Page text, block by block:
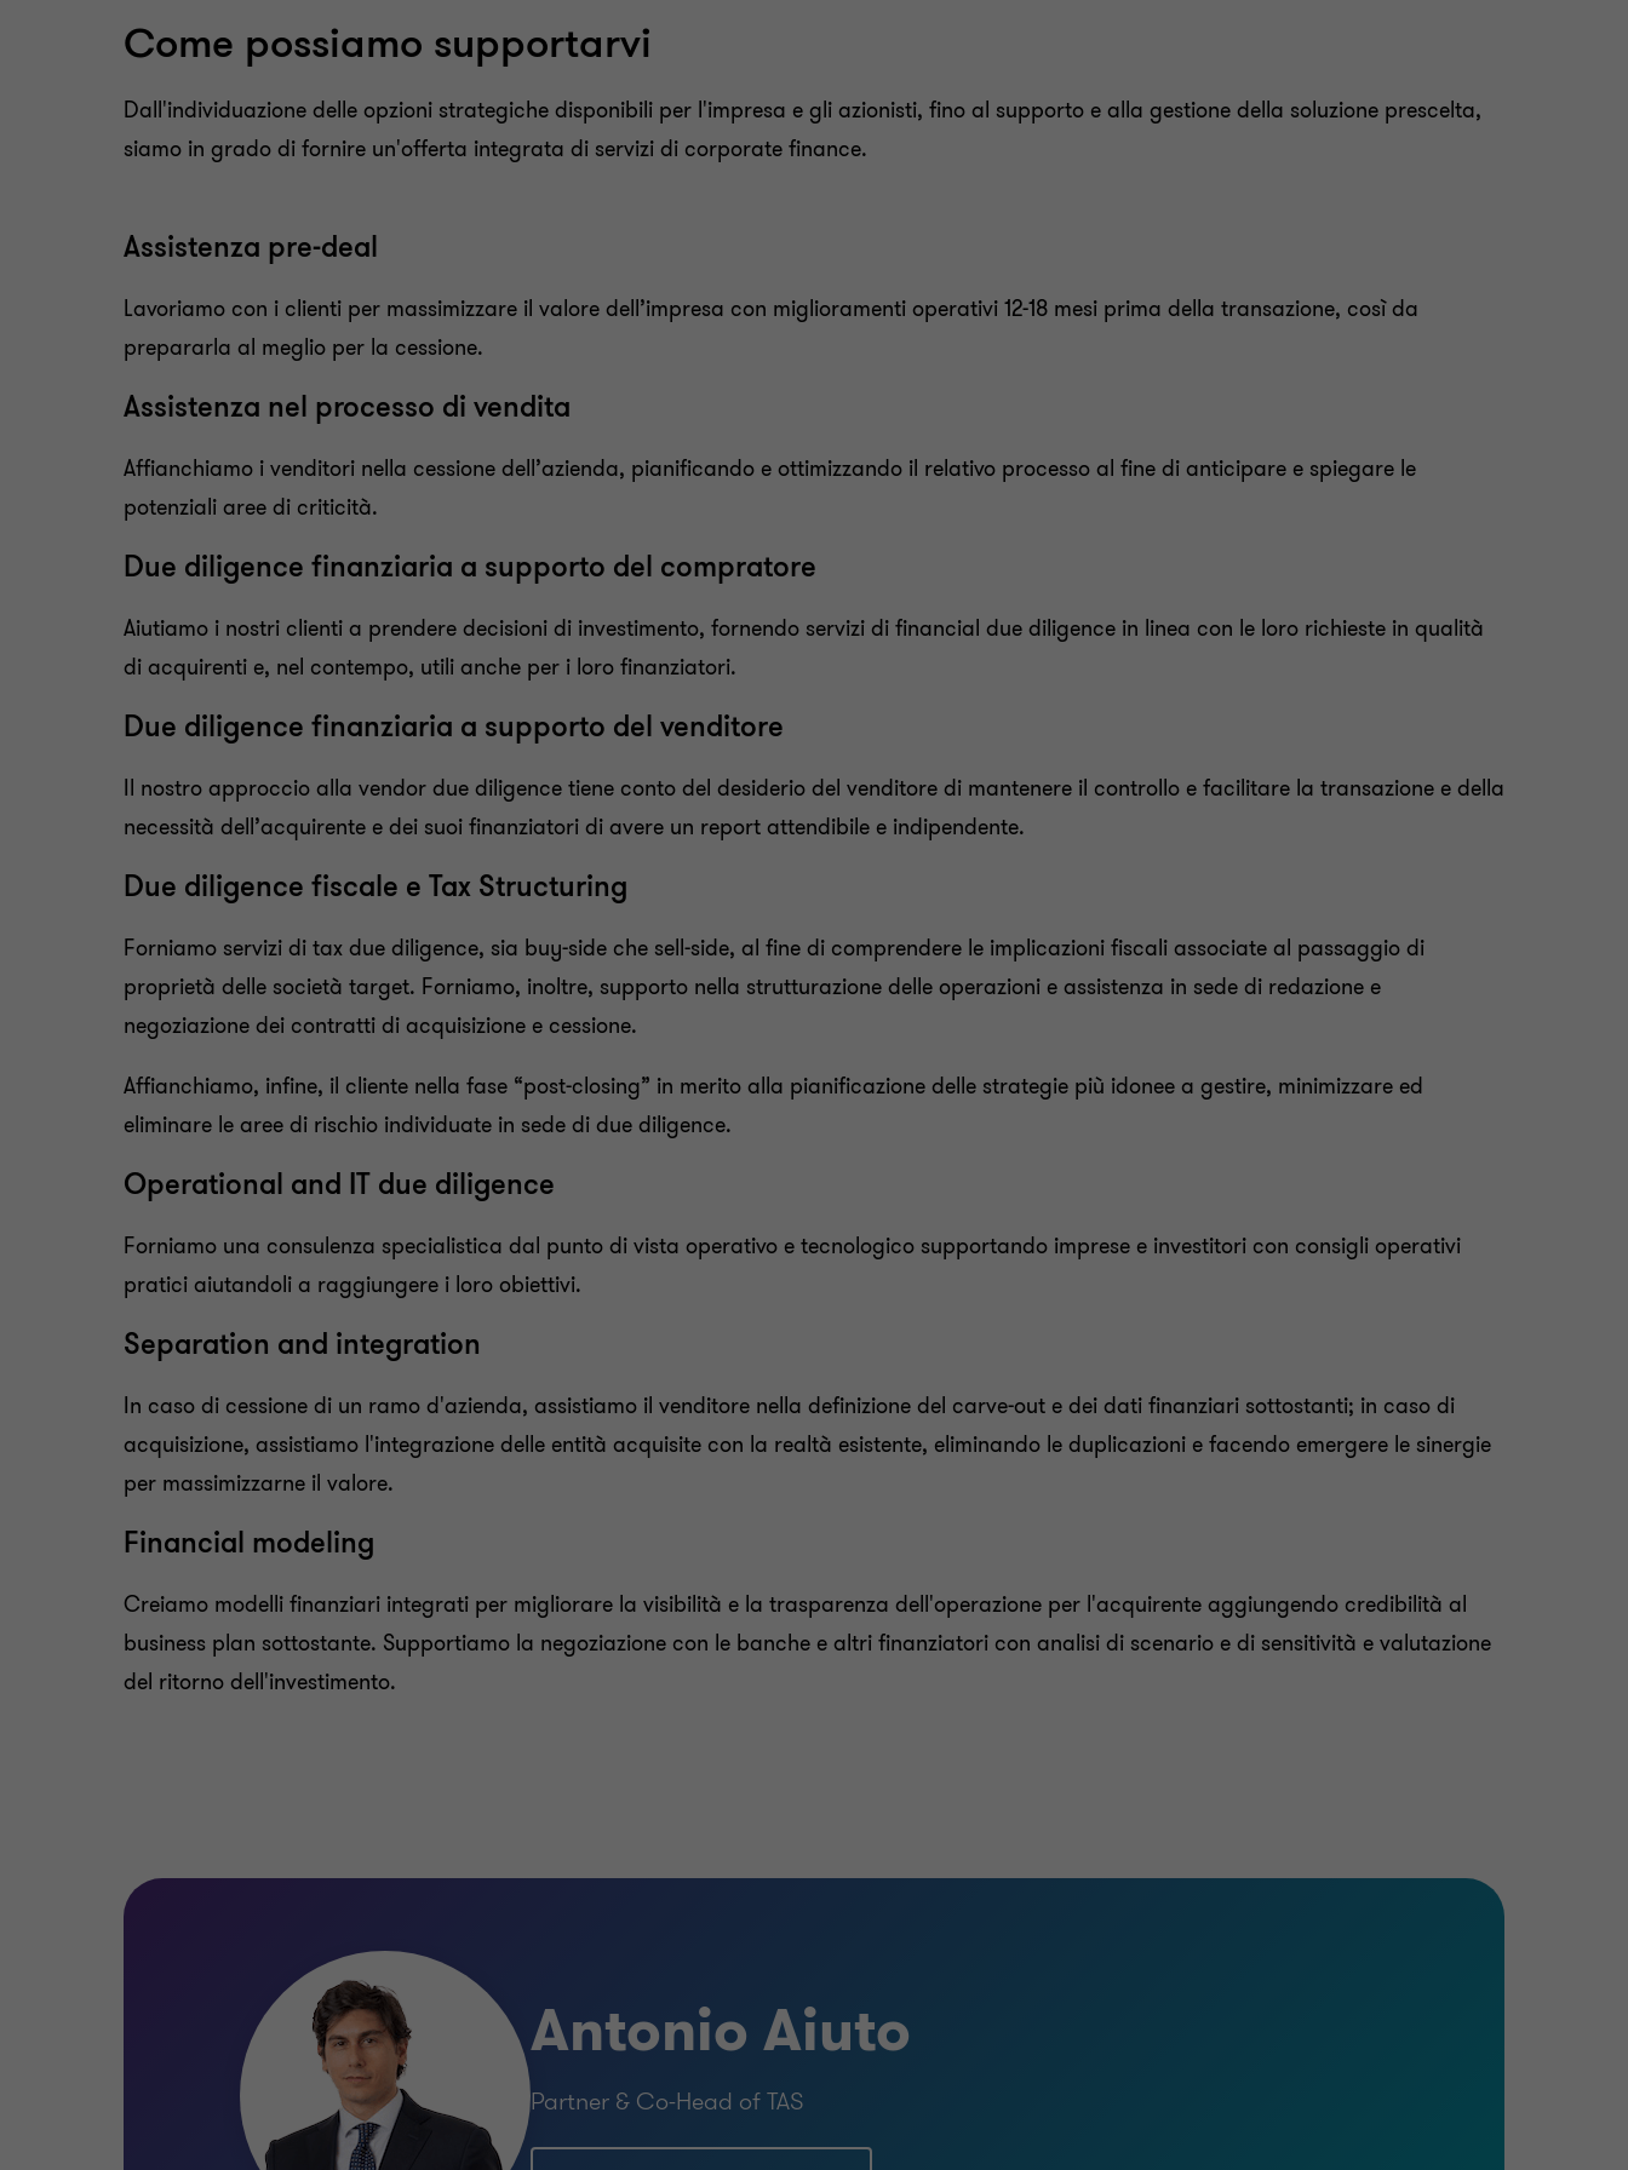
Come possiamo supportarvi
Dall'individuazione delle opzioni strategiche disponibili per l'impresa e gli azionisti, fino al supporto e alla gestione della soluzione prescelta,
siamo in grado di fornire un'offerta integrata di servizi di corporate finance.
Assistenza pre-deal
Lavoriamo con i clienti per massimizzare il valore dell’impresa con miglioramenti operativi 12-18 mesi prima della transazione, così da
prepararla al meglio per la cessione.
Assistenza nel processo di vendita
Affianchiamo i venditori nella cessione dell’azienda, pianificando e ottimizzando il relativo processo al fine di anticipare e spiegare le
potenziali aree di criticità.
Due diligence finanziaria a supporto del compratore
Aiutiamo i nostri clienti a prendere decisioni di investimento, fornendo servizi di financial due diligence in linea con le loro richieste in qualità
di acquirenti e, nel contempo, utili anche per i loro finanziatori.
Due diligence finanziaria a supporto del venditore
Il nostro approccio alla vendor due diligence tiene conto del desiderio del venditore di mantenere il controllo e facilitare la transazione e della
necessità dell’acquirente e dei suoi finanziatori di avere un report attendibile e indipendente.
Due diligence fiscale e Tax Structuring
Forniamo servizi di tax due diligence, sia buy-side che sell-side, al fine di comprendere le implicazioni fiscali associate al passaggio di
proprietà delle società target. Forniamo, inoltre, supporto nella strutturazione delle operazioni e assistenza in sede di redazione e
negoziazione dei contratti di acquisizione e cessione.
Affianchiamo, infine, il cliente nella fase “post-closing” in merito alla pianificazione delle strategie più idonee a gestire, minimizzare ed
eliminare le aree di rischio individuate in sede di due diligence.
Operational and IT due diligence
Forniamo una consulenza specialistica dal punto di vista operativo e tecnologico supportando imprese e investitori con consigli operativi
pratici aiutandoli a raggiungere i loro obiettivi.
Separation and integration
In caso di cessione di un ramo d'azienda, assistiamo il venditore nella definizione del carve-out e dei dati finanziari sottostanti; in caso di
acquisizione, assistiamo l'integrazione delle entità acquisite con la realtà esistente, eliminando le duplicazioni e facendo emergere le sinergie
per massimizzarne il valore.
Financial modeling
Creiamo modelli finanziari integrati per migliorare la visibilità e la trasparenza dell'operazione per l'acquirente aggiungendo credibilità al
business plan sottostante. Supportiamo la negoziazione con le banche e altri finanziatori con analisi di scenario e di sensitività e valutazione
del ritorno dell'investimento.
Antonio Aiuto
Partner & Co-Head of TAS